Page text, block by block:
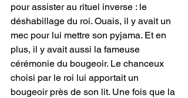
pour assister au rituel inverse : le
déshabillage du roi. Ouais, il y avait un
mec pour lui mettre son pyjama. Et en
plus, il y avait aussi la fameuse
cérémonie du bougeoir. Le chanceux
choisi par le roi lui apportait un
bougeoir près de son lit. Une fois que la